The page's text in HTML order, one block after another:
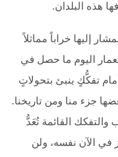
هذه البلدان.
إليها خراباً مماثلاً
اليوم ما حصل في
تفكُّكٍ ينبئ بتحولاتٍ
جزء منا ومن تاريخنا.
القائمة تُعَدُّ
في الآن نفسه، ولن